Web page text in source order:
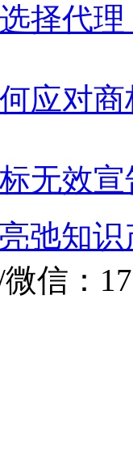
择代
应对
无效
弛知
信：